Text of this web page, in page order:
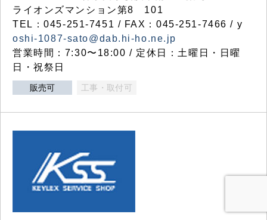
ライオンズマンション第8 101
TEL：045-251-7451 / FAX：045-251-7466 / y
oshi-1087-sato@dab.hi-ho.ne.jp
営業時間：7:30〜18:00 / 定休日：土曜日・日曜
日・祝祭日
販売可 工事・取付可